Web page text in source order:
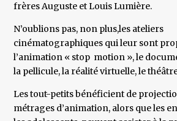
frères Auguste et Louis Lumière.
N’oublions pas, non plus,les ateliers
cinématographiques qui leur sont
l’animation « stop motion », le
la pellicule, la réalité virtuelle, le
Les tout-petits bénéficient de
métrages d’animation, alors que les